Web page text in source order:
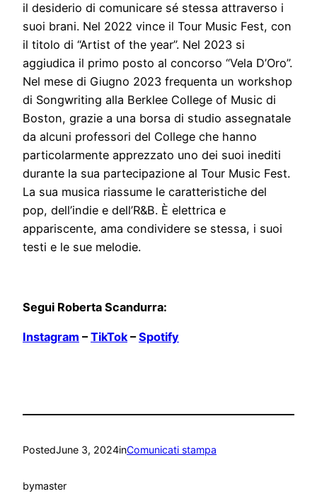
il desiderio di comunicare sé stessa attraverso i
suoi brani. Nel 2022 vince il Tour Music Fest, con
il titolo di “Artist of the year”. Nel 2023 si
aggiudica il primo posto al concorso “Vela D’Oro”.
Nel mese di Giugno 2023 frequenta un workshop
di Songwriting alla Berklee College of Music di
Boston, grazie a una borsa di studio assegnatale
da alcuni professori del College che hanno
particolarmente apprezzato uno dei suoi inediti
durante la sua partecipazione al Tour Music Fest.
La sua musica riassume le caratteristiche del
pop, dell’indie e dell’R&B. È elettrica e
appariscente, ama condividere se stessa, i suoi
testi e le sue melodie.
Segui Roberta Scandurra:
Instagram –TikTok –Spotify
PostedJune 3, 2024inComunicati stampa
bymaster